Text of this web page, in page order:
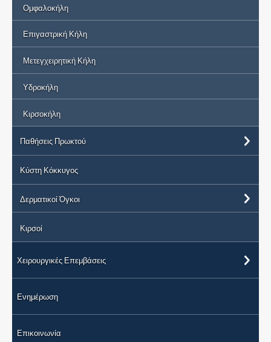
Ομφαλοκήλη
Επιγαστρική Κήλη
Μετεγχειρητική Κήλη
Υδροκήλη
Κιρσοκήλη
Παθήσεις Πρωκτού
Κύστη Κόκκυγος
Δερματικοί Όγκοι
Κιρσοί
Χειρουργικές Επεμβάσεις
Ενημέρωση
Επικοινωνία